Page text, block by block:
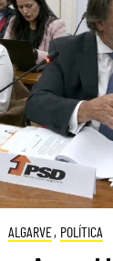
ALGARVE, POLÍTICA